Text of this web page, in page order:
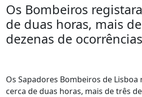
Os Bombeiros
de duas horas, mais
dezenas de
Os Sapadores Bombeiros de
cerca de duas horas, mais de três